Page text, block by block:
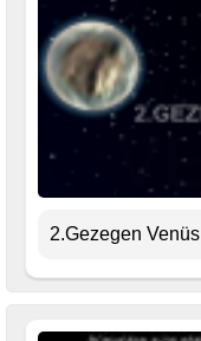
2.Gezegen Venüs